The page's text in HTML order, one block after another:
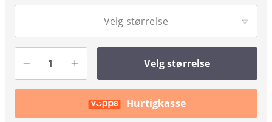
Velg størrelse
Velg størrelse
Hurtigkasse